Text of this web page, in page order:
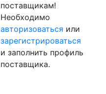
поставщикам!
Необходимо
авторизоваться или
зарегистрироваться
и заполнить профиль
поставщика.